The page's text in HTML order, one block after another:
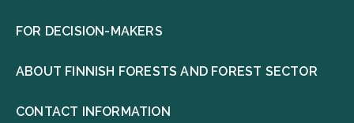
FOR DECISION-MAKERS
ABOUT FINNISH FORESTS AND FOREST SECTOR
CONTACT INFORMATION